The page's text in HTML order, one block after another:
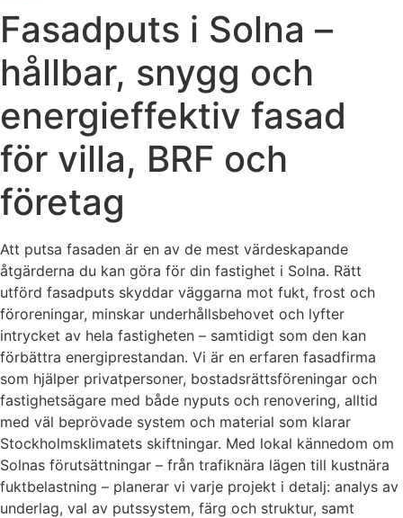
Fasadputs i Solna –
hållbar, snygg och
energieffektiv fasad
för villa, BRF och
företag
Att putsa fasaden är en av de mest värdeskapande
åtgärderna du kan göra för din fastighet i Solna. Rätt
utförd fasadputs skyddar väggarna mot fukt, frost och
föroreningar, minskar underhållsbehovet och lyfter
intrycket av hela fastigheten – samtidigt som den kan
förbättra energiprestandan. Vi är en erfaren fasadfirma
som hjälper privatpersoner, bostadsrättsföreningar och
fastighetsägare med både nyputs och renovering, alltid
med väl beprövade system och material som klarar
Stockholmsklimatets skiftningar. Med lokal kännedom om
Solnas förutsättningar – från trafiknära lägen till kustnära
fuktbelastning – planerar vi varje projekt i detalj: analys av
underlag, val av putssystem, färg och struktur, samt